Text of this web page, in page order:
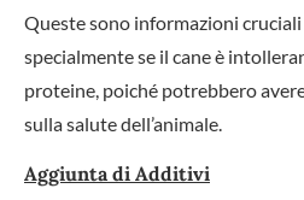
Queste sono informazioni
specialmente se il cane è
proteine, poiché potrebbero
sulla salute dell’animale.
Aggiunta di Additivi